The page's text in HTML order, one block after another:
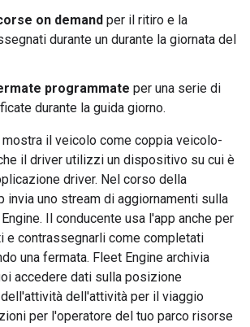
on demand per il ritiro e la
durante un durante la giornata del
programmate per una serie di
durante la guida giorno.
il veicolo come coppia veicolo-
il driver utilizzi un dispositivo su cui è
driver. Nel corso della
invia uno stream di aggiornamenti sulla
Il conducente usa l'app anche per
e contrassegnarli come completati
una fermata. Fleet Engine archivia
accedere dati sulla posizione
dell'attività per il viaggio
per l'operatore del tuo parco risorse